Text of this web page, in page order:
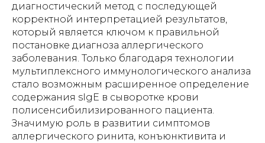
диагностический метод с последующей
корректной интерпретацией результатов,
который является ключом к правильной
постановке диагноза аллергического
заболевания. Только благодаря технологии
мультиплексного иммунологического анализа
стало возможным расширенное определение
содержания sIgE в сыворотке крови
полисенсибилизированного пациента.
Значимую роль в развитии симптомов
аллергического ринита, конъюнктивита и